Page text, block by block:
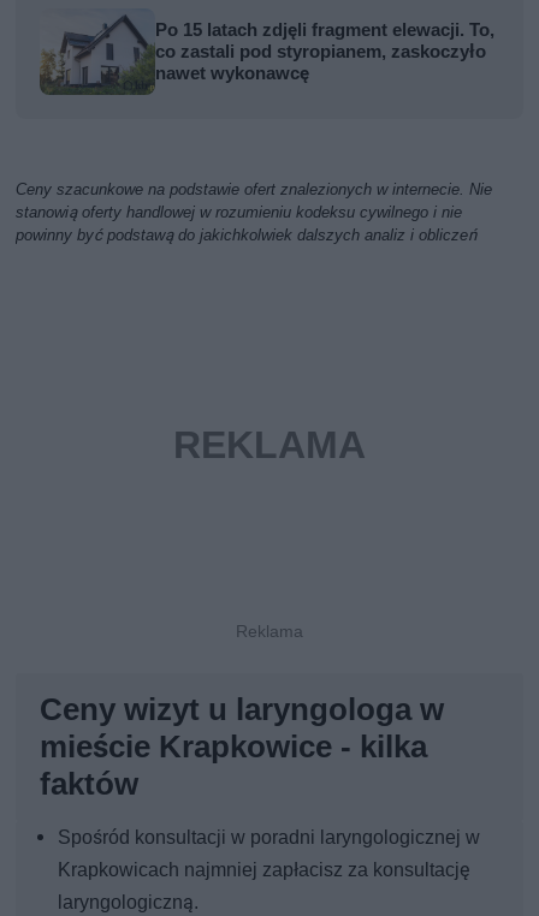
Po 15 latach zdjęli fragment elewacji. To,
co zastali pod styropianem, zaskoczyło
nawet wykonawcę
Ceny szacunkowe na podstawie ofert znalezionych w internecie. Nie
stanowią oferty handlowej w rozumieniu kodeksu cywilnego i nie
powinny być podstawą do jakichkolwiek dalszych analiz i obliczeń
Ceny wizyt u laryngologa w
mieście Krapkowice - kilka
faktów
Spośród konsultacji w poradni laryngologicznej w
Krapkowicach najmniej zapłacisz za konsultację
laryngologiczną.